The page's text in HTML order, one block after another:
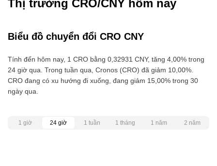
Thị trường CRO/CNY hôm nay
Biểu đồ chuyển đổi CRO CNY
Tính đến hôm nay, 1 CRO bằng 0,32931 CNY, tăng 4,00% trong
24 giờ qua. Trong tuần qua, Cronos (CRO) đã giảm 10,00%.
CRO đang có xu hướng đi xuống, đang giảm 15,00% trong 30
ngày qua.
1 giờ 24 giờ 1 tuần 1 tháng 1 năm 2 năm